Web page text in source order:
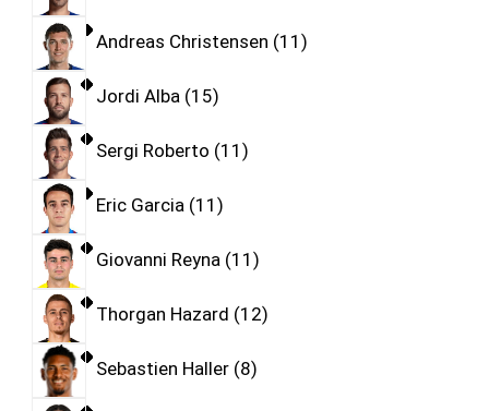
Andreas Christensen 11
Jordi Alba 15
Sergi Roberto 11
Eric Garcia 11
Giovanni Reyna 11
Thorgan Hazard 12
Sebastien Haller 8